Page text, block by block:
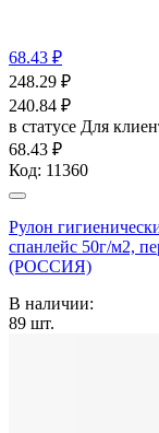
68.43 ₽
248.29 ₽
240.84 ₽
в статусе Для
68.43 ₽
Код: 11360
Рулон
спанлейс 50г/м2,
(РОССИЯ)
В наличии:
89 шт.